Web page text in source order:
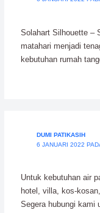
Solahart Silhouette –
matahari menjadi
kebutuhan rumah
DUMI PATIKASIH
6 JANUARI 2022
Untuk kebutuhan air
hotel, villa, kos-
Segera hubungi kami